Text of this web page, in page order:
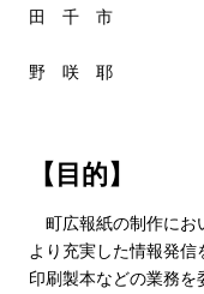
田 千 市
情報
野 咲 耶
【目的】
町広報紙の制作にお
より充実した情報発信
印刷製本などの業務